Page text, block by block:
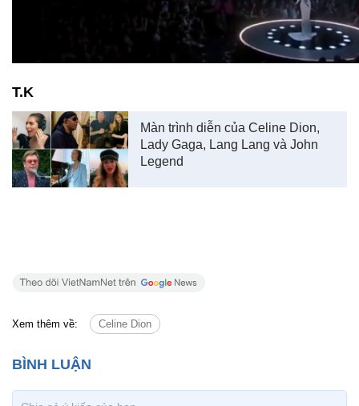
T.K
Màn trình diễn của Celine Dion,
Lady Gaga, Lang Lang và John
Legend
Xem thêm về: Celine Dion